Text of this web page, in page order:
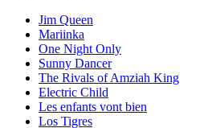
Jim Queen
Mariinka
One Night Only
Sunny Dancer
The Rivals of Amziah King
Electric Child
Les enfants vont bien
Los Tigres